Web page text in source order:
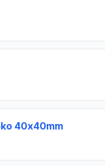
40x40mm